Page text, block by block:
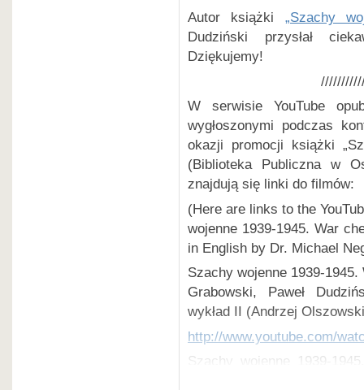
Autor książki „Szachy
Dudziński przysłał
Dziękujemy!
W serwisie YouTube
wygłoszonymi podczas
okazji promocji książki
(Biblioteka Publiczna w
znajdują się linki do filmów:
(Here are links to the
wojenne 1939-1945. War
in English by Dr. Michael
Szachy wojenne 1939-
Grabowski, Paweł
wykład II (Andrzej
http://www.youtube.com/
Szachy wojenne 1939-